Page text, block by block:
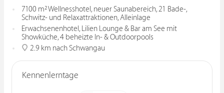
7100 m² Wellnesshotel, neuer Saunabereich, 21 Bade-,
Schwitz- und Relaxattraktionen, Alleinlage
Erwachsenenhotel, Lilien Lounge & Bar am See mit
Showküche, 4 beheizte In- & Outdoorpools
2.9 km nach Schwangau
Kennenlerntage